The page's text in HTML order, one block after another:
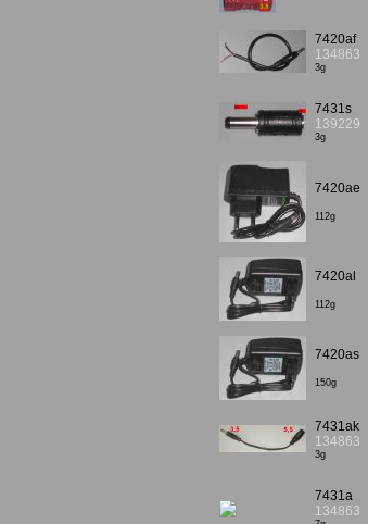
7420af
134863
3g
7431s
139229
3g
7420ae
112g
7420al
112g
7420as
150g
7431ak
134863
3g
7431a
134863